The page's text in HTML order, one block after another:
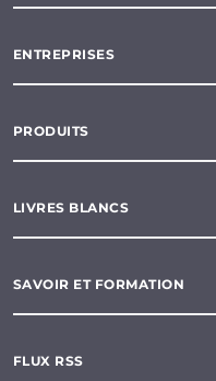
ENTREPRISES
PRODUITS
LIVRES BLANCS
SAVOIR ET FORMATION
FLUX RSS